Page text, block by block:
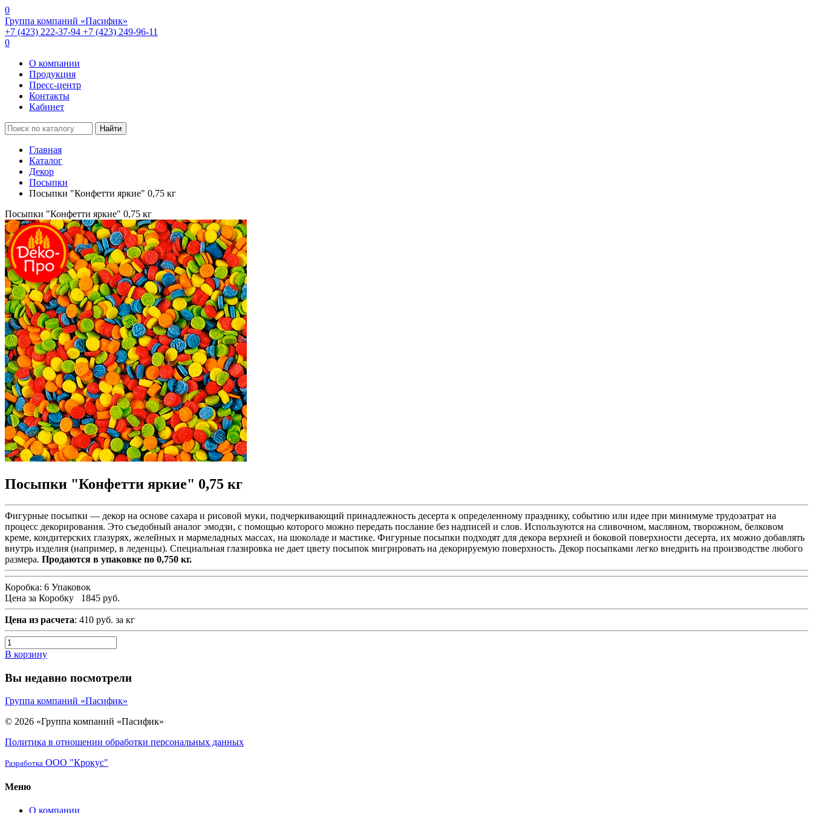
0
Группа компаний «Пасифик»
+7 (423) 222-37-94 +7 (423) 249-96-11
0
О компании
Продукция
Пресс-центр
Контакты
Кабинет
Найти
Главная
Каталог
Декор
Посыпки
Посыпки "Конфетти яркие" 0,75 кг
Посыпки "Конфетти яркие" 0,75 кг
Посыпки "Конфетти яркие" 0,75 кг
Фигурные посыпки — декор на основе сахара и рисовой муки, подчеркивающий принадлежность десерта к определенному празднику, событию или идее при минимуме трудозатрат на
процесс декорирования. Это съедобный аналог эмодзи, с помощью которого можно передать послание без надписей и слов. Используются на сливочном, масляном, творожном, белковом
креме, кондитерских глазурях, желейных и мармеладных массах, на шоколаде и мастике. Фигурные посыпки подходят для декора верхней и боковой поверхности десерта, их можно добавлять
внутрь изделия (например, в леденцы). Специальная глазировка не дает цвету посыпок мигрировать на декорируемую поверхность. Декор посыпками легко внедрить на производстве любого
размера. Продаются в упаковке по 0,750 кг.
Коробка: 6 Упаковок
Цена за Коробку
1845 руб.
Цена из расчета: 410 руб. за кг
В корзину
Вы недавно посмотрели
Группа компаний «Пасифик»
© 2026 «Группа компаний «Пасифик»
Политика в отношении обработки персональных данных
Разработка ООО "Крокус"
Меню
О компании